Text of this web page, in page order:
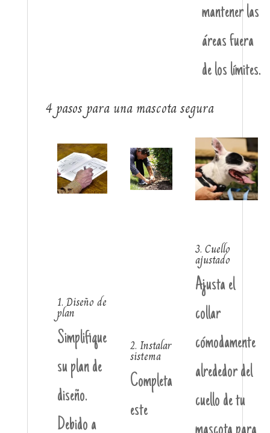
mantener las
áreas fuera
de los límites.
4 pasos para una mascota segura
1. Diseño de
plan
Simplifique
su plan de
diseño.
Debido a
2. Instalar
sistema
Completa
este
3. Cuello
ajustado
Ajusta el
collar
cómodamente
alrededor del
cuello de tu